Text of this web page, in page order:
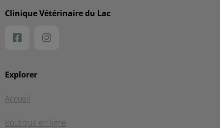
Explorer
Accueil
Boutique en ligne
Clinique Vétérinaire du Lac